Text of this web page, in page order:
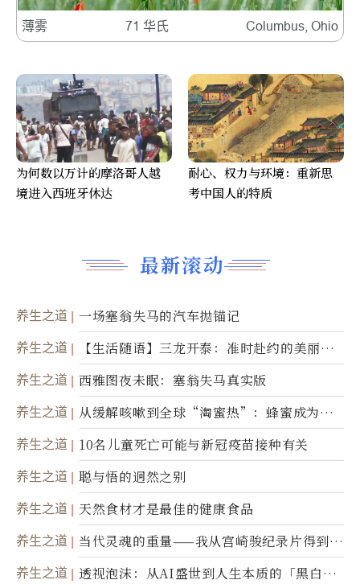
薄雾 71 华氏 Columbus, Ohio
最新滚动
养生之道 一场塞翁失马的汽车抛锚记
养生之道
【生活随语】三龙开泰：准时赴约的美丽震
撼
养生之道 西雅图夜未眠：塞翁失马真实版
养生之道
从缓解咳嗽到全球“淘蜜热”：蜂蜜成为健
康产业前沿商品
养生之道 10名儿童死亡可能与新冠疫苗接种有关
养生之道 聪与悟的迥然之别
养生之道 天然食材才是最佳的健康食品
养生之道
当代灵魂的重量——我从宫崎骏纪录片得到的
省思
养生之道
透视泡沫：从AI盛世到人生本质的「黑白一
为何数以万计的摩洛哥人越
境进入西班牙休达
耐心、权力与环境：重新思
考中国人的特质